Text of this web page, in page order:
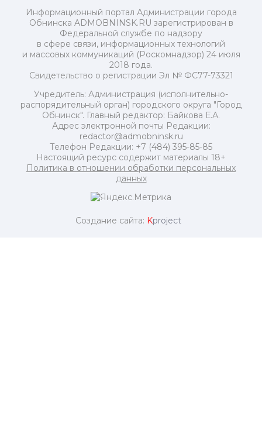
Информационный портал Администрации города
Обнинска ADMOBNINSK.RU зарегистрирован в
Федеральной службе по надзору
в сфере связи, информационных технологий
и массовых коммуникаций (Роскомнадзор) 24 июля
2018 года.
Свидетельство о регистрации Эл № ФС77-73321
Учредитель: Администрация (исполнительно-
распорядительный орган) городского округа "Город
Обнинск". Главный редактор: Байкова Е.А.
Адрес электронной почты Редакции:
redactor@admobninsk.ru
Телефон Редакции: +7 (484) 395-85-85
Настоящий ресурс содержит материалы 18+
Политика в отношении обработки персональных
данных
Создание сайта: Kproject